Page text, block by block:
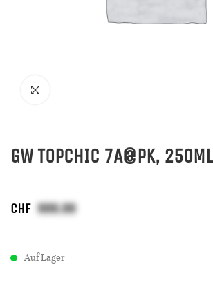
GW TOPCHIC 7A@PK, 250ML
CHF
Auf Lager